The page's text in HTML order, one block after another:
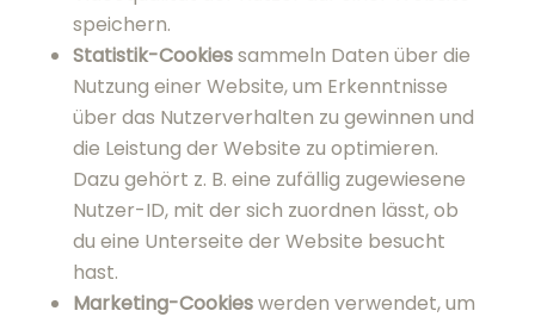
das Nutzerverhalten über verschiedene
Websites hinweg zu verfolgen und um
personalisierte Werbung auf der Grundlage
der Interessen und des Surfverhaltens der
Nutzer anzuzeigen. Dazu gehören z. B.
Werbe-Cookies, die eine Interaktion mit einer
Werbung auf der Website speichern und an
Werbetreibende weiterleiten, oder ein Chat-
System für Fragen vor dem Kauf und den
Kundensupport.